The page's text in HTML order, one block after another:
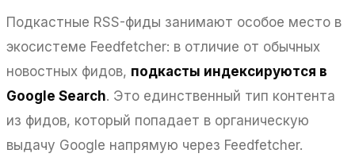
Подкастные RSS-фиды занимают особое место в
экосистеме Feedfetcher: в отличие от обычных
новостных фидов, подкасты индексируются в
Google Search. Это единственный тип контента
из фидов, который попадает в органическую
выдачу Google напрямую через Feedfetcher.